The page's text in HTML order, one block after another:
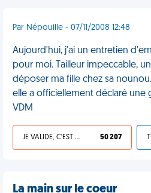
Par Népouille - 07/11/2008 12:48
Aujourd'hui, j'ai un entretien
pour moi. Tailleur impeccable,
déposer ma fille chez sa
elle a officiellement déclaré une
VDM
JE VALIDE, C'EST UNE VDM 50 207
La main sur le coeur